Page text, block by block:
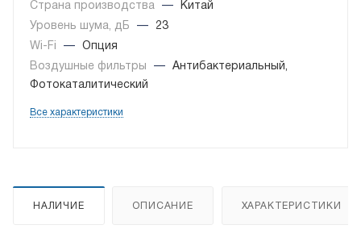
Страна производства
—
Китай
Уровень шума, дБ
—
23
Wi-Fi
—
Опция
Воздушные фильтры
—
Антибактериальный,
Фотокаталитический
Все характеристики
НАЛИЧИЕ ОПИСАНИЕ ХАРАКТЕРИСТИКИ